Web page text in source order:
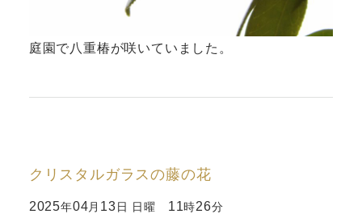
庭園で八重椿が咲いていました。
クリスタルガラスの藤の花
2025年04月 13 日 日曜 11時26分